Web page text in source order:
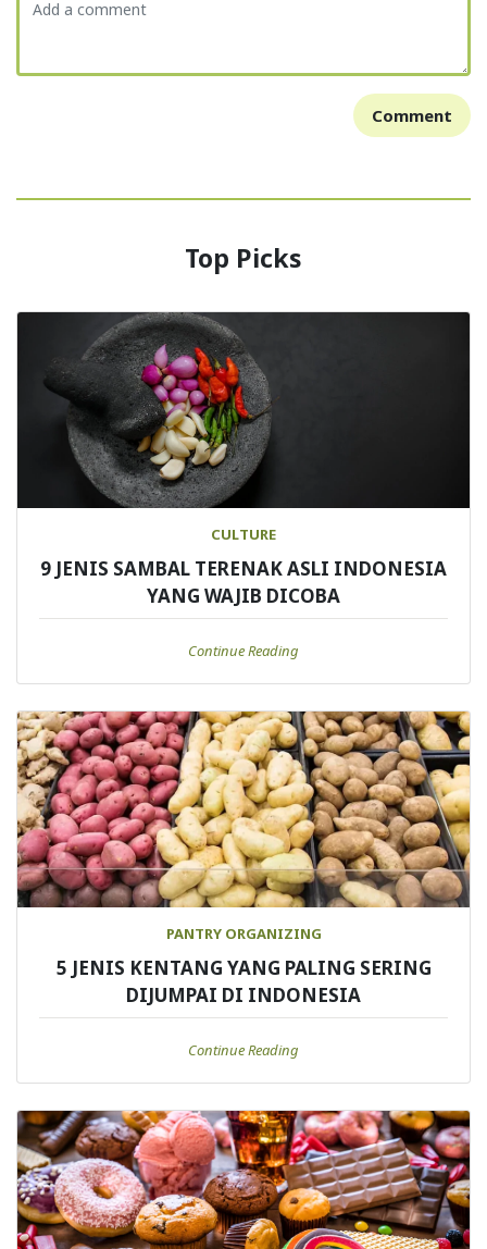
Comment
Top Picks
CULTURE
9 JENIS SAMBAL TERENAK ASLI INDONESIA
YANG WAJIB DICOBA
Continue Reading
PANTRY ORGANIZING
5 JENIS KENTANG YANG PALING SERING
DIJUMPAI DI INDONESIA
Continue Reading